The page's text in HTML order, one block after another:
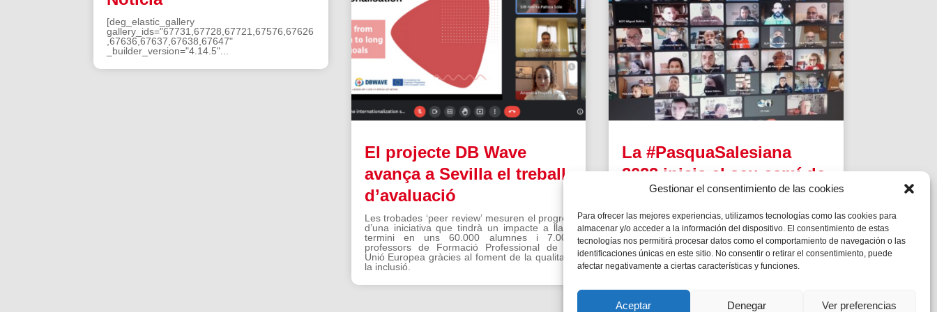
Gestionar el consentimiento de las cookies
Para ofrecer las mejores experiencias, utilizamos tecnologías como las cookies para
almacenar y/o acceder a la información del dispositivo. El consentimiento de estas
tecnologías nos permitirá procesar datos como el comportamiento de navegación o las
identificaciones únicas en este sitio. No consentir o retirar el consentimiento, puede
afectar negativamente a ciertas características y funciones.
Aceptar Denegar Ver preferencias
[deg_elastic_gallery
gallery_ids="67731,67728,67721,67576,67626
,67636,67637,67638,67647"
_builder_version="4.14.5"...
El projecte DB Wave
avança a Sevilla el treball
d’avaluació
Les trobades ‘peer review’ mesuren el progrés
d’una iniciativa que tindrà un impacte a llarg
termini en uns 60.000 alumnes i 7.000
professors de Formació Professional de la
Unió Europea gràcies al foment de la qualitat i
la inclusió.
La #PasquaSalesiana
2022 inicia el seu camí de
preparació
Tindran lloc durant el mes d’abril.